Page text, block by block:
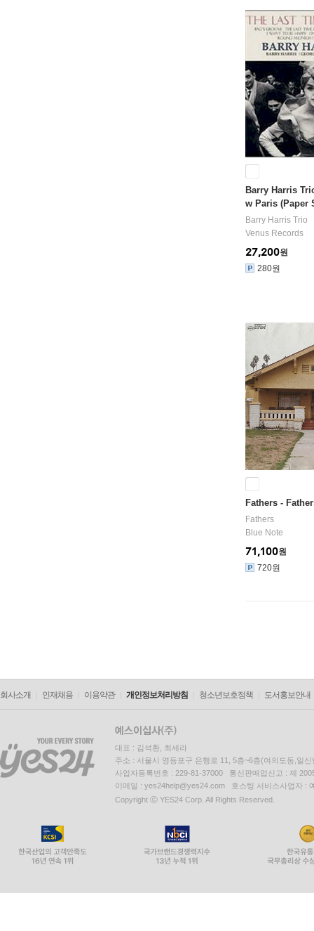
Barry Harris
w Paris (Paper
D)
Barry Harris Trio
Venus Records
27,200원
280원
Fathers -
Fathers
Blue Note
71,100원
720원
회사소개 인재채용 이용약관 개인정보처리방침 청소년보호정책 도서홍보안내
대표 : 김석환, 최세라
주소 : 서울시 영등포구 은행로 11, 5층~6층(여의도동,일신
사업자등록번호 : 229-81-37000 통신판매업신고 : 제
이메일 : yes24help@yes24.com 호스팅 서비스사업자 :
Copyright ⓒ YES24 Corp. All Rights Reserved.